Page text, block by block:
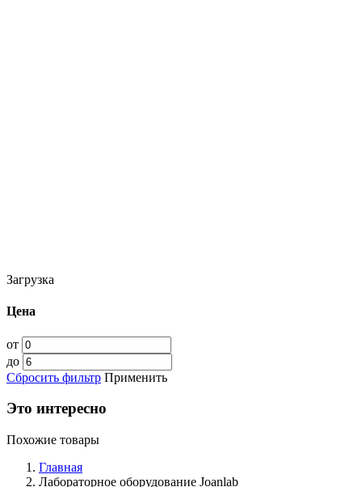
Загрузка
Цена
от
до
Сбросить фильтр Применить
Это интересно
Похожие товары
Главная
Лабораторное оборудование Joanlab